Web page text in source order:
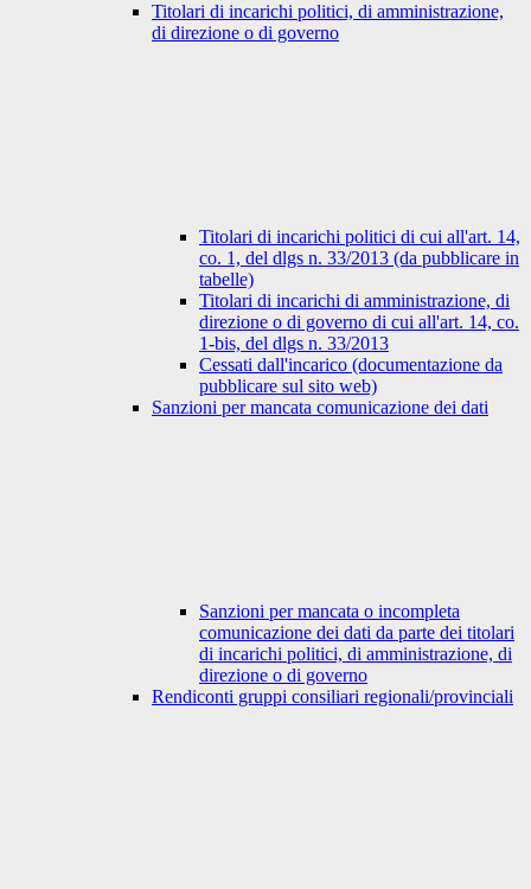
Titolari di incarichi politici, di amministrazione,
di direzione o di governo
Titolari di incarichi politici di cui all'art. 14,
co. 1, del dlgs n. 33/2013 (da pubblicare in
tabelle)
Titolari di incarichi di amministrazione, di
direzione o di governo di cui all'art. 14, co.
1-bis, del dlgs n. 33/2013
Cessati dall'incarico (documentazione da
pubblicare sul sito web)
Sanzioni per mancata comunicazione dei dati
Sanzioni per mancata o incompleta
comunicazione dei dati da parte dei titolari
di incarichi politici, di amministrazione, di
direzione o di governo
Rendiconti gruppi consiliari regionali/provinciali